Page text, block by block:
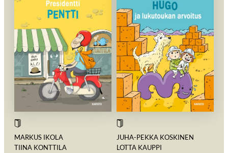
MARKUS IKOLA
TIINA KONTTILA
JUHA-PEKKA KOSKINEN
LOTTA KAUPPI